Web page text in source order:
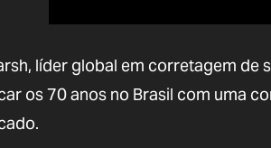
líder global em corretagem de
os 70 anos no Brasil com uma